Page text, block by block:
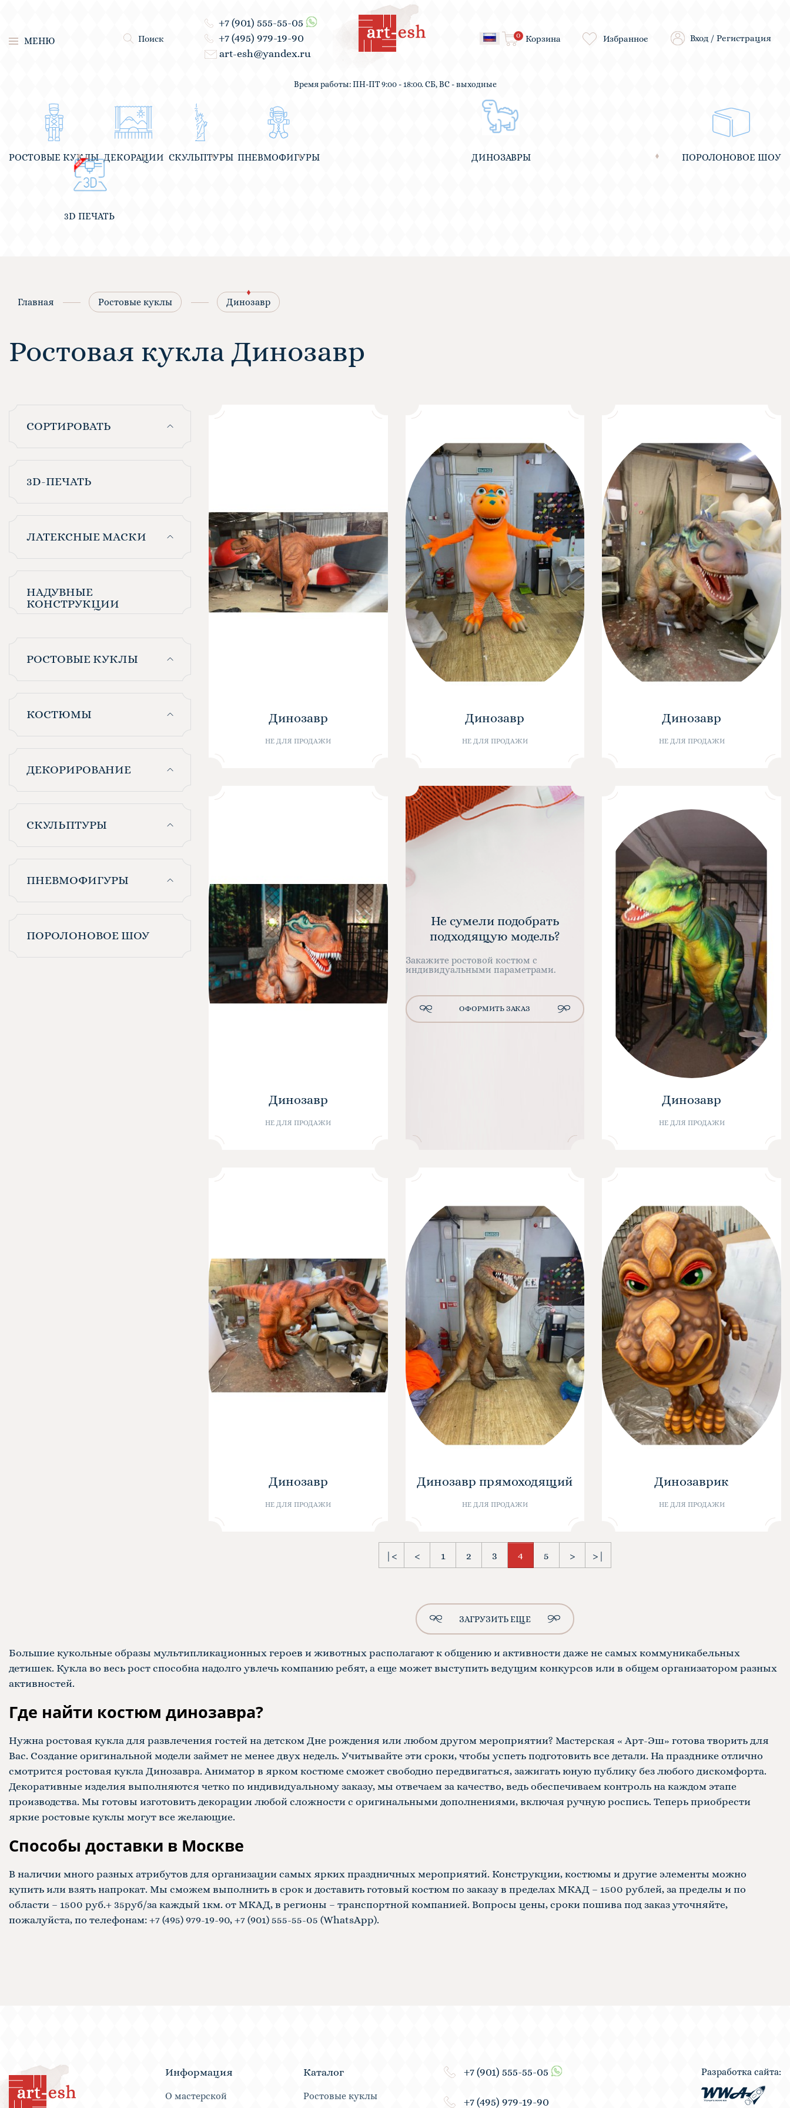
МЕНЮ Поиск
+7 (901) 555-55-05
+7 (495) 979-19-90
art-esh@yandex.ru
Корзина
0 Избранное Вход / Регистрация
Время работы: ПН-ПТ 9:00 - 18:00. СБ, ВС - выходные
РОСТОВЫЕ КУКЛЫ ДЕКОРАЦИИ СКУЛЬПТУРЫ ПНЕВМОФИГУРЫ ДИНОЗАВРЫ ПОРОЛОНОВОЕ ШОУ
3D ПЕЧАТЬ
Главная Ростовые куклы Динозавр
Ростовая кукла Динозавр
СОРТИРОВАТЬ
3D-ПЕЧАТЬ
ЛАТЕКСНЫЕ МАСКИ
НАДУВНЫЕ
КОНСТРУКЦИИ
РОСТОВЫЕ КУКЛЫ
КОСТЮМЫ
ДЕКОРИРОВАНИЕ
СКУЛЬПТУРЫ
ПНЕВМОФИГУРЫ
ПОРОЛОНОВОЕ ШОУ
Динозавр
НЕ ДЛЯ ПРОДАЖИ
Динозавр
НЕ ДЛЯ ПРОДАЖИ
Динозавр
НЕ ДЛЯ ПРОДАЖИ
Динозавр
НЕ ДЛЯ ПРОДАЖИ
Не сумели подобрать
подходящую модель?
Закажите ростовой костюм с
индивидуальными параметрами.
ОФОРМИТЬ ЗАКАЗ
Динозавр
НЕ ДЛЯ ПРОДАЖИ
Динозавр
НЕ ДЛЯ ПРОДАЖИ
Динозавр прямоходящий
НЕ ДЛЯ ПРОДАЖИ
Динозаврик
НЕ ДЛЯ ПРОДАЖИ
|< < 1 2 3 4 5 > >|
ЗАГРУЗИТЬ ЕЩЕ
Большие кукольные образы мультипликационных героев и животных располагают к общению и активности даже не самых коммуникабельных
детишек. Кукла во весь рост способна надолго увлечь компанию ребят, а еще может выступить ведущим конкурсов или в общем организатором разных
активностей.
Где найти костюм динозавра?
Нужна ростовая кукла для развлечения гостей на детском Дне рождения или любом другом мероприятии? Мастерская « Арт-Эш» готова творить для
Вас. Создание оригинальной модели займет не менее двух недель. Учитывайте эти сроки, чтобы успеть подготовить все детали. На празднике отлично
смотрится ростовая кукла Динозавра. Аниматор в ярком костюме сможет свободно передвигаться, зажигать юную публику без любого дискомфорта.
Декоративные изделия выполняются четко по индивидуальному заказу, мы отвечаем за качество, ведь обеспечиваем контроль на каждом этапе
производства. Мы готовы изготовить декорации любой сложности с оригинальными дополнениями, включая ручную роспись. Теперь приобрести
яркие ростовые куклы могут все желающие.
Способы доставки в Москве
В наличии много разных атрибутов для организации самых ярких праздничных мероприятий. Конструкции, костюмы и другие элементы можно
купить или взять напрокат. Мы сможем выполнить в срок и доставить готовый костюм по заказу в пределах МКАД – 1500 рублей, за пределы и по
области – 1500 руб.+ 35руб/за каждый 1км. от МКАД, в регионы – транспортной компанией. Вопросы цены, сроки пошива под заказ уточняйте,
пожалуйста, по телефонам: +7 (495) 979-19-90, +7 (901) 555-55-05 (WhatsApp).
Информация
О мастерской
Каталог
Ростовые куклы
+7 (901) 555-55-05
+7 (495) 979-19-90
Разработка сайта: